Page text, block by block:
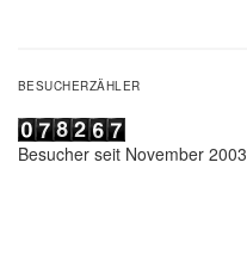
BESUCHERZÄHLER
Besucher seit November 2003